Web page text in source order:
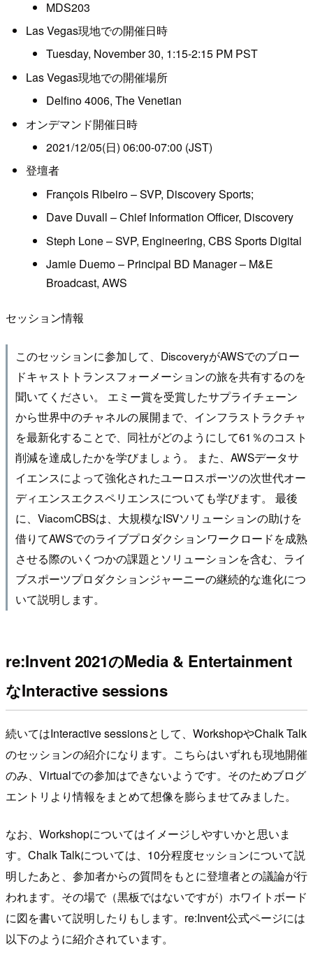
MDS203
Las Vegas現地での開催日時
Tuesday, November 30, 1:15-2:15 PM PST
Las Vegas現地での開催場所
Delfino 4006, The Venetian
オンデマンド開催日時
2021/12/05(日) 06:00-07:00 (JST)
登壇者
François Ribeiro – SVP, Discovery Sports;
Dave Duvall – Chief Information Officer, Discovery
Steph Lone – SVP, Engineering, CBS Sports Digital
Jamie Duemo – Principal BD Manager – M&E
Broadcast, AWS
セッション情報
このセッションに参加して、DiscoveryがAWSでのブロー
ドキャストトランスフォーメーションの旅を共有するのを
聞いてください。 エミー賞を受賞したサプライチェーン
から世界中のチャネルの展開まで、インフラストラクチャ
を最新化することで、同社がどのようにして61％のコスト
削減を達成したかを学びましょう。 また、AWSデータサ
イエンスによって強化されたユーロスポーツの次世代オー
ディエンスエクスペリエンスについても学びます。 最後
に、ViacomCBSは、大規模なISVソリューションの助けを
借りてAWSでのライブプロダクションワークロードを成熟
させる際のいくつかの課題とソリューションを含む、ライ
ブスポーツプロダクションジャーニーの継続的な進化につ
いて説明します。
re:Invent 2021のMedia & Entertainment
なInteractive sessions
続いてはInteractive sessionsとして、WorkshopやChalk Talk
のセッションの紹介になります。こちらはいずれも現地開催
のみ、Virtualでの参加はできないようです。そのためブログ
エントリより情報をまとめて想像を膨らませてみました。
なお、Workshopについてはイメージしやすいかと思いま
す。Chalk Talkについては、10分程度セッションについて説
明したあと、参加者からの質問をもとに登壇者との議論が行
われます。その場で（黒板ではないですが）ホワイトボード
に図を書いて説明したりもします。re:Invent公式ページには
以下のように紹介されています。